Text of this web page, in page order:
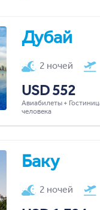
Дубай
2 ночей
USD 552
Авиабилеты +
человека
Баку
2 ночей